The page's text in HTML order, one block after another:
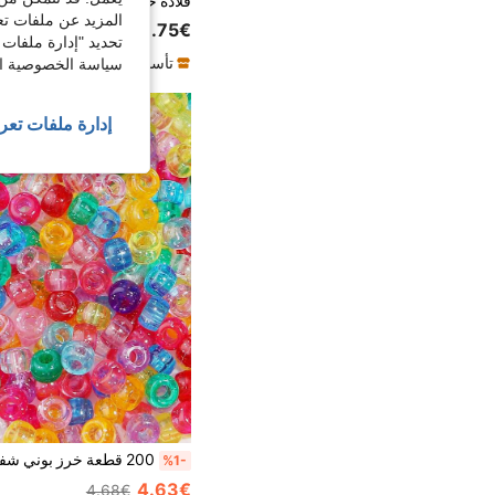
3.75€
تأسست منذ عام واحد
%1-
4.63€
4.68€
المزيد عن ملفات
تحديد "إدارة
سياسة الخصوصية
إدارة ملفات